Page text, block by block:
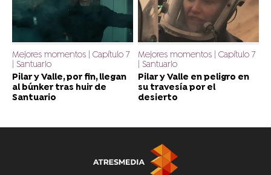
Mejores momentos | Capítulo 7
| Santuario
Pilar y Valle, por fin, llegan
al búnker tras huir de
Santuario
Mejores momentos | Capítulo 7
| Santuario
Pilar y Valle en peligro en
su travesía por el
desierto